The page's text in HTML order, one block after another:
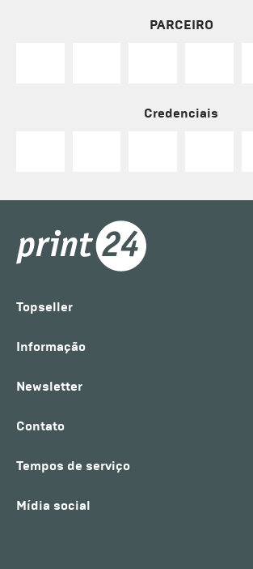
PARCEIRO
Credenciais
Topseller
Informação
Newsletter
Contato
Tempos de serviço
Mídia social